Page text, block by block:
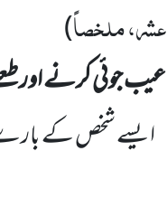
عشر، ملخصاً)
عیب جوئی کرنے اور
ایسے شخص کے